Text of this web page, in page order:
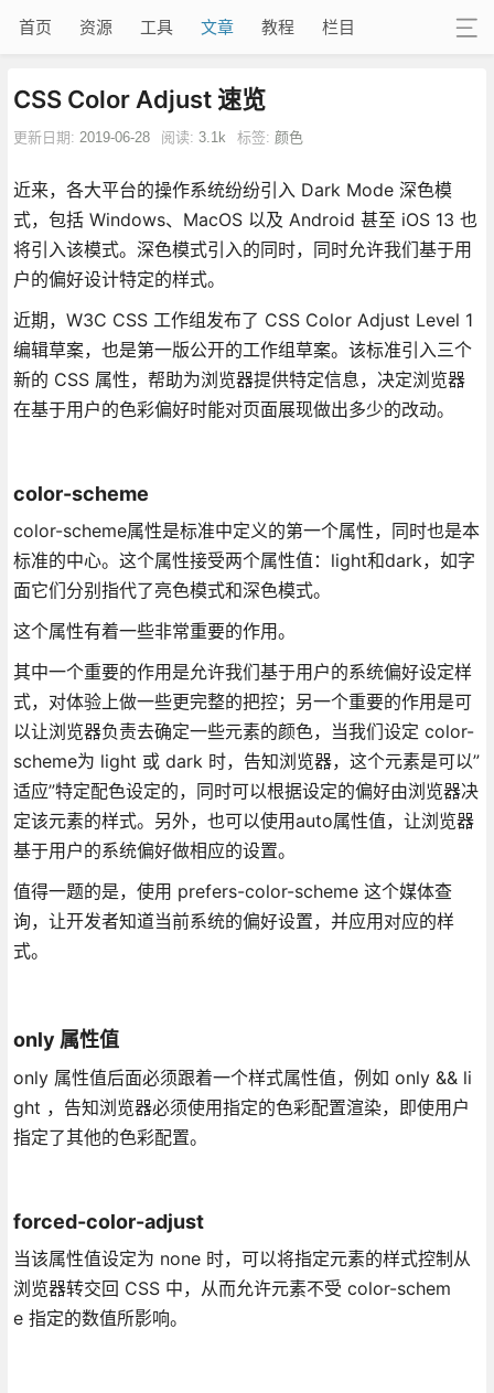
首页 资源 工具 文章 教程 栏目
CSS Color Adjust 速览
更新日期: 2019-06-28 阅读: 3.1k 标签: 颜色
近来，各大平台的操作系统纷纷引入 Dark Mode 深色模
式，包括 Windows、MacOS 以及 Android 甚至 iOS 13 也
将引入该模式。深色模式引入的同时，同时允许我们基于用
户的偏好设计特定的样式。
近期，W3C CSS 工作组发布了 CSS Color Adjust Level 1
编辑草案，也是第一版公开的工作组草案。该标准引入三个
新的 CSS 属性，帮助为浏览器提供特定信息，决定浏览器
在基于用户的色彩偏好时能对页面展现做出多少的改动。
color-scheme
color-scheme属性是标准中定义的第一个属性，同时也是本
标准的中心。这个属性接受两个属性值：light和dark，如字
面它们分别指代了亮色模式和深色模式。
这个属性有着一些非常重要的作用。
其中一个重要的作用是允许我们基于用户的系统偏好设定样
式，对体验上做一些更完整的把控；另一个重要的作用是可
以让浏览器负责去确定一些元素的颜色，当我们设定 color-
scheme为 light 或 dark 时，告知浏览器，这个元素是可以”
适应”特定配色设定的，同时可以根据设定的偏好由浏览器决
定该元素的样式。另外，也可以使用auto属性值，让浏览器
基于用户的系统偏好做相应的设置。
值得一题的是，使用 prefers-color-scheme 这个媒体查
询，让开发者知道当前系统的偏好设置，并应用对应的样
式。
only 属性值
only 属性值后面必须跟着一个样式属性值，例如 only && li
ght ，告知浏览器必须使用指定的色彩配置渲染，即使用户
指定了其他的色彩配置。
forced-color-adjust
当该属性值设定为 none 时，可以将指定元素的样式控制从
浏览器转交回 CSS 中，从而允许元素不受 color-schem
e 指定的数值所影响。